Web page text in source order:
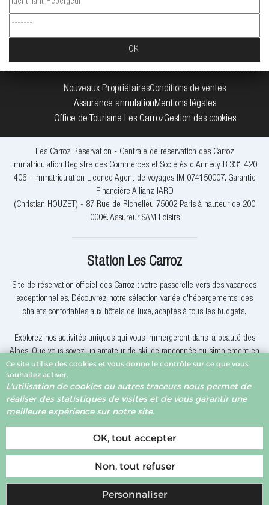
Nouveaux PropriétairesConditions de ventes
Assurance annulationMentions légales
Office de Tourisme Les CarrozGestion des cookies
Les Carroz Réservation - Centrale de réservation des Carroz
Immatriculation Registre des Commerces et Sociétés d'Annecy B 331 420
406 - Immatriculation Licence Agent de voyages IM 074150007. Garantie
Financière Allianz IARD
(Christian HOUZET) - 87 Rue de Richelieu 75002 Paris à hauteur de 200
000€. Assureur SAM Loisirs
Station Les Carroz
Site de réservation officiel des Carroz : votre passerelle vers des vacances
exceptionnelles. Découvrez notre sélection variée d'hébergements, des
chalets confortables aux hôtels de luxe, adaptés à tous les budgets.
Explorez nos activités uniques qui vous immergeront dans la beauté des
Alpes. Que vous soyez un amateur de ski, de randonnée ou simplement en
quête de détente, nous avons quelque chose pour vous.
Pourquoi réserver avec nous? Nous offrons des offres exclusives, une
assistance client dévouée et la garantie du meilleur prix. Votre expérience
Ce site utilise des cookies et vous donne le contrôle sur ce que vous
souhaitez activer.
L'utilisation de cookies ou autres traceurs nous permet de
réaliser des statistiques de visites et de vous garantir une
meilleure expérience sur notre site.
OK, tout accepter
Non, tout refuser
Personnaliser